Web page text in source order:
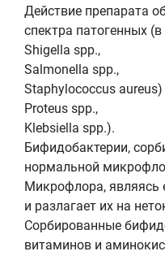
Действие препарата
спектра патогенных (в
Shigella spp.,
Salmonella spp.,
Staphylococcus
Proteus spp.,
Klebsiella spp.).
Бифидобактерии,
нормальной
Микрофлора, являясь
и разлагает их на
Сорбированные
витаминов и